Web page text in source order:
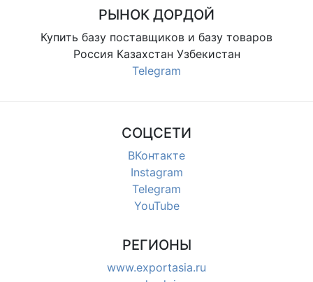
РЫНОК ДОРДОЙ
Купить базу поставщиков и базу товаров
Россия Казахстан Узбекистан
Telegram
СОЦСЕТИ
ВКонтакте
Instagram
Telegram
YouTube
РЕГИОНЫ
www.exportasia.ru